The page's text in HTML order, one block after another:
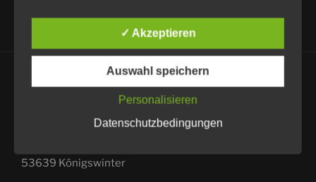
HIER FINDEST DU UNS
53639 Königswinter
✓ Akzeptieren
Auswahl speichern
Personalisieren
Datenschutzbedingungen